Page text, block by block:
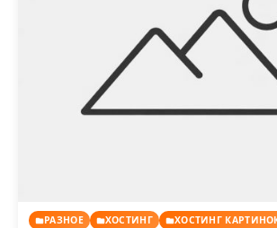
РАЗНОЕ ХОСТИНГ ХОСТИНГ